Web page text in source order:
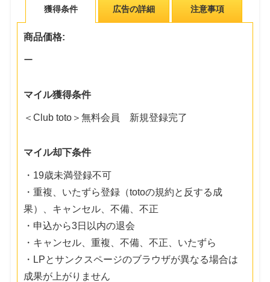
獲得条件 広告の詳細 注意事項
商品価格:
ー
マイル獲得条件
＜Club toto＞無料会員 新規登録完了
マイル却下条件
・19歳未満登録不可
・重複、いたずら登録（totoの規約と反する成
果）、キャンセル、不備、不正
・申込から3日以内の退会
・キャンセル、重複、不備、不正、いたずら
・LPとサンクスページのブラウザが異なる場合は
成果が上がりません